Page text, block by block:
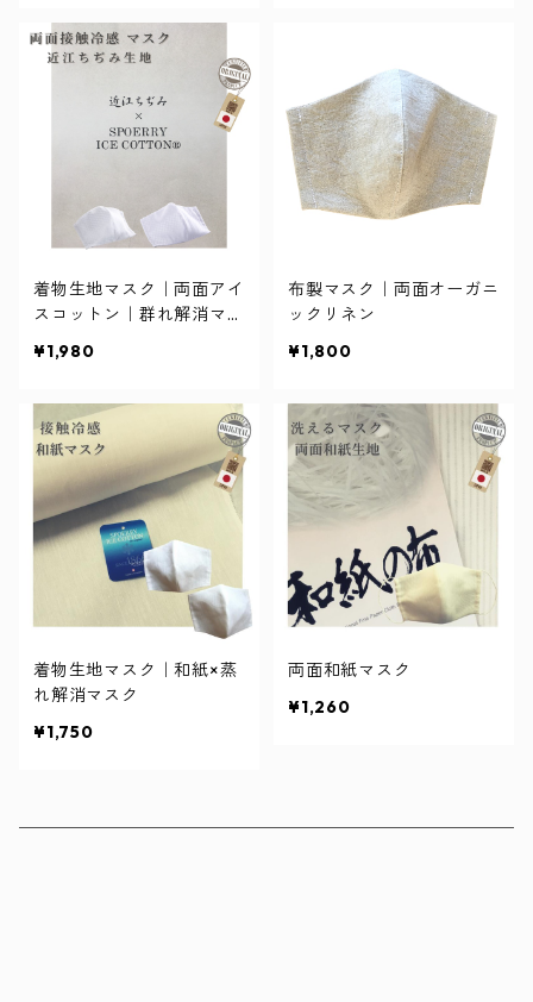
着物生地マスク｜両面アイ
スコットン｜群れ解消マス
¥1,980
布製マスク｜両面オーガニ
ックリネン
¥1,800
着物生地マスク｜和紙×蒸
れ解消マスク
¥1,750
両面和紙マスク
¥1,260